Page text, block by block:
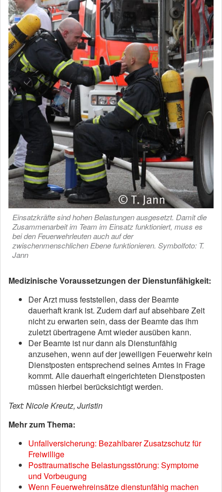
Einsatzkräfte sind hohen Belastungen ausgesetzt. Damit die
Zusammenarbeit im Team im Einsatz funktioniert, muss es
bei den Feuerwehrleuten auch auf der
zwischenmenschlichen Ebene funktionieren. Symbolfoto: T.
Jann
Medizinische Voraussetzungen der Dienstunfähigkeit:
Der Arzt muss feststellen, dass der Beamte
dauerhaft krank ist. Zudem darf auf absehbare Zeit
nicht zu erwarten sein, dass der Beamte das ihm
zuletzt übertragene Amt wieder ausüben kann.
Der Beamte ist nur dann als Dienstunfähig
anzusehen, wenn auf der jeweiligen Feuerwehr kein
Dienstposten entsprechend seines Amtes in Frage
kommt. Alle dauerhaft eingerichteten Dienstposten
müssen hierbei berücksichtigt werden.
Text: Nicole Kreutz, Juristin
Mehr zum Thema:
Unfallversicherung: Bezahlbarer Zusatzschutz für
Freiwillige
Posttraumatische Belastungsstörung: Symptome
und Vorbeugung
Wenn Feuerwehreinsätze dienstunfähig machen